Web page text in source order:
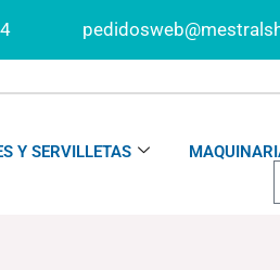
Y SERVILLETAS